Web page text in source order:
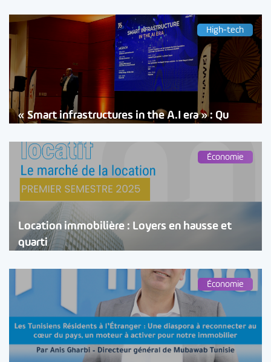
High-tech
« Smart infrastructures in the A.I era » : Qu
Économie
Location immobilière : Loyers en hausse et
quarti
Économie